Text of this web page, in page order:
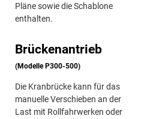
Pläne sowie die Schablone
enthalten.
Brückenantrieb
(Modelle P300-500)
Die Kranbrücke kann für das
manuelle Verschieben an der
Last mit Rollfahrwerken oder